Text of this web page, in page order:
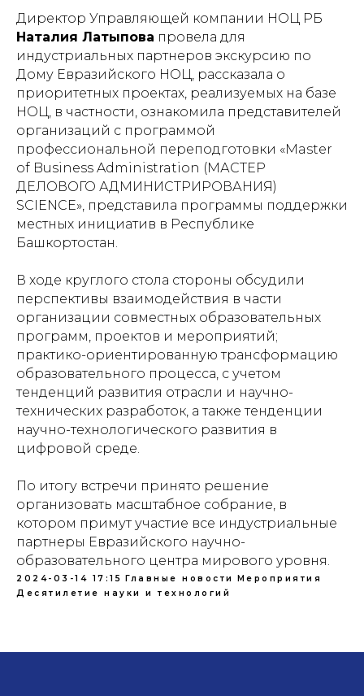
Директор Управляющей компании НОЦ РБ
Наталия Латыпова провела для
индустриальных партнеров экскурсию по
Дому Евразийского НОЦ, рассказала о
приоритетных проектах, реализуемых на базе
НОЦ, в частности, ознакомила представителей
организаций с программой
профессиональной переподготовки «Master
of Business Administration (МАСТЕР
ДЕЛОВОГО АДМИНИСТРИРОВАНИЯ)
SCIENCE», представила программы поддержки
местных инициатив в Республике
Башкортостан.
В ходе круглого стола стороны обсудили
перспективы взаимодействия в части
организации совместных образовательных
программ, проектов и мероприятий;
практико-ориентированную трансформацию
образовательного процесса, с учетом
тенденций развития отрасли и научно-
технических разработок, а также тенденции
научно-технологического развития в
цифровой среде.
По итогу встречи принято решение
организовать масштабное собрание, в
котором примут участие все индустриальные
партнеры Евразийского научно-
образовательного центра мирового уровня.
2024-03-14 17:15 Главные новости
Мероприятия
Десятилетие науки и технологий